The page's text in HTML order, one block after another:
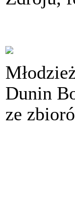
Dunin
ze